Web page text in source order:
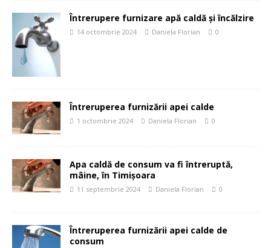
Întrerupere furnizare apă caldă și încălzire
14 octombrie 2024 Daniela Florian 0
Întreruperea furnizării apei calde
1 octombrie 2024 Daniela Florian 0
Apa caldă de consum va fi întreruptă,
mâine, în Timișoara
11 septembrie 2024 Daniela Florian 0
Întreruperea furnizării apei calde de
consum